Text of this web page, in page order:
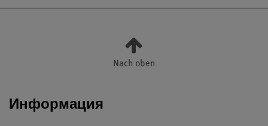
Nach oben
Информация